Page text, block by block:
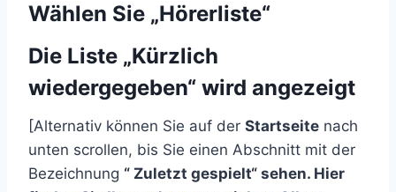
Wählen Sie „Hörerliste“
Die Liste „Kürzlich
wiedergegeben“ wird angezeigt
[Alternativ können Sie auf der Startseite nach
unten scrollen, bis Sie einen Abschnitt mit der
Bezeichnung “ Zuletzt gespielt“ sehen. Hier